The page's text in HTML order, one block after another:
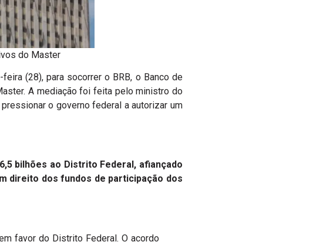
do Master
(28), para socorrer o BRB, o Banco de
A mediação foi feita pelo ministro do
o governo federal a autorizar um
bilhões ao Distrito Federal, afiançado
direito dos fundos de participação dos
favor do Distrito Federal. O acordo